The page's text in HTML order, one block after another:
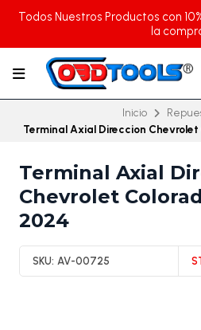
Todos Nuestros Productos con
la
Inicio
Terminal Axial Direccion
Terminal Axial
Chevrolet
2024
SKU: AV-00725